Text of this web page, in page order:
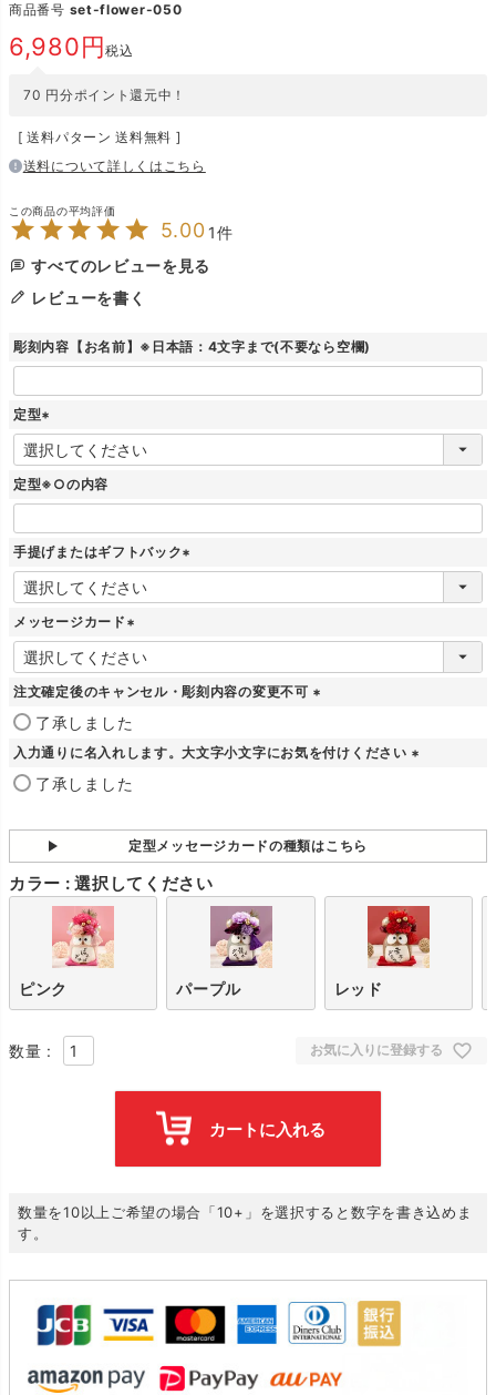
商品番号 set-flower-050
6,980 税込
70 円分ポイント還元中！
送料パターン 送料無料
送料について詳しくはこちら
5.00 1
すべてのレビューを見る
レビューを書く
彫刻内容【お名前】※日本語：4文字まで(不要なら空欄)
定型
(
必
須
定型※○の内容
手提げまたはギフトバック
(
メッセージカード
(
必
須
注文確定後のキャンセル・彫刻内容の変更不可
須
了承しました
入力通りに名入れします。大文字小文字にお気を付けください
)
了承しました
定型メッセージカードの種類はこちら
カラー 選択してください
ピンク パープル レッド
お気に入りに登録する
カートに入れる
数量を10以上ご希望の場合「10+」を選択すると数字を書き込めま
す。